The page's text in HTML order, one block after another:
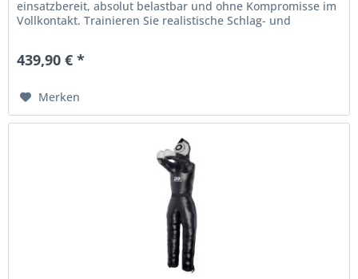
einsatzbereit, absolut belastbar und ohne Kompromisse im
Vollkontakt. Trainieren Sie realistische Schlag- und
439,90 € *
Merken